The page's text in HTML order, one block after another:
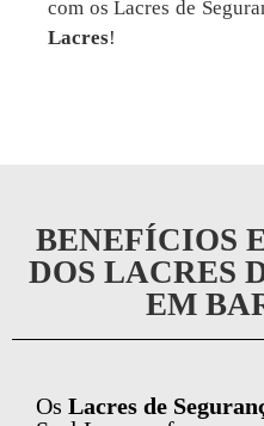
com os Lacres de
Lacres!
BENEFÍCIOS
DOS LACRES
EM
Os Lacres de